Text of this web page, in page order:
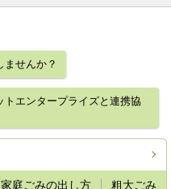
ませんか？
トエンタープライズと連携協
家庭ごみの出し方 粗大ごみ